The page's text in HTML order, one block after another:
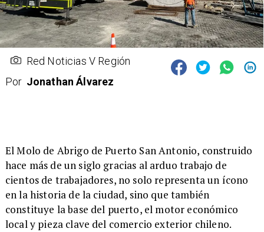
Red Noticias V Región
Por Jonathan Álvarez
​El Molo de Abrigo de Puerto San Antonio, construido
hace más de un siglo gracias al arduo trabajo de
cientos de trabajadores, no solo representa un ícono
en la historia de la ciudad, sino que también
constituye la base del puerto, el motor económico
local y pieza clave del comercio exterior chileno.